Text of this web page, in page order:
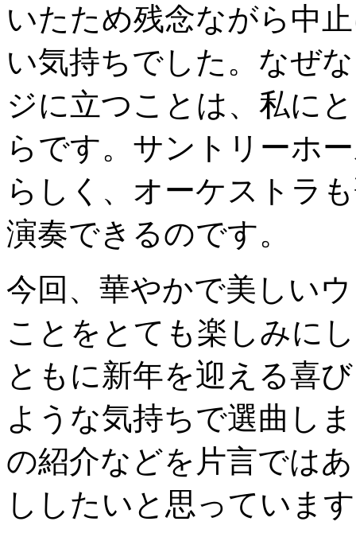
いたため残念ながら中
い気持ちでした。なぜ
ジに立つことは、私に
らです。サントリーホ
らしく、オーケストラ
演奏できるのです。
今回、華やかで美しい
ことをとても楽しみに
ともに新年を迎える喜
ような気持ちで選曲し
の紹介などを片言では
ししたいと思っていま